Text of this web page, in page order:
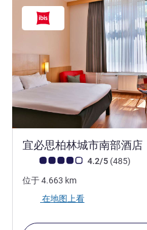
宜必思柏林城市南部酒店
客户意见评级 (ALL 评级)
4.2/5 (485评论
)
位于4.663 km
在地图上看